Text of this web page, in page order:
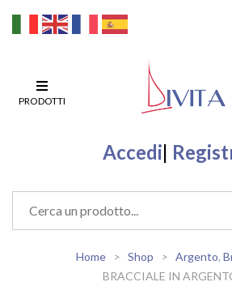
PRODOTTI
Accedi|
Home Shop Argento,
BRACCIALE IN